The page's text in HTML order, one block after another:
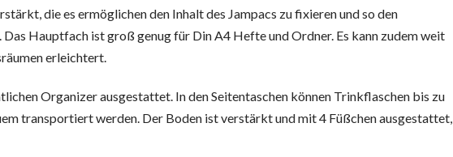
die es ermöglichen den Inhalt des Jampacs zu fixieren und so den
Das Hauptfach ist groß genug für Din A4 Hefte und Ordner. Es kann zudem weit
erleichtert.
Organizer ausgestattet. In den Seitentaschen können Trinkflaschen bis zu
transportiert werden. Der Boden ist verstärkt und mit 4 Füßchen ausgestattet,